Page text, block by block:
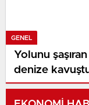
GENEL
Yolunu
denize